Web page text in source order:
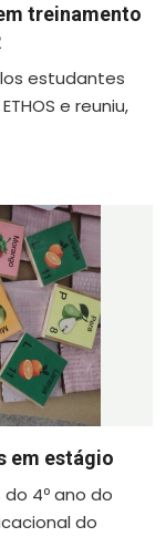
treinamento
estudantes
e reuniu,
em estágio
4º ano do
do